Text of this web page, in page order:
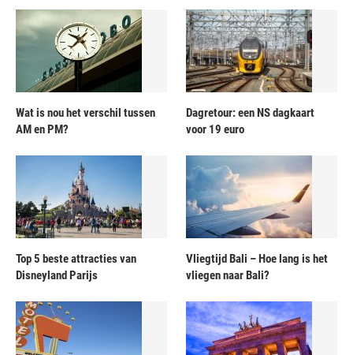
Wat is nou het verschil tussen
AM en PM?
Dagretour: een NS dagkaart
voor 19 euro
Top 5 beste attracties van
Disneyland Parijs
Vliegtijd Bali – Hoe lang is het
vliegen naar Bali?